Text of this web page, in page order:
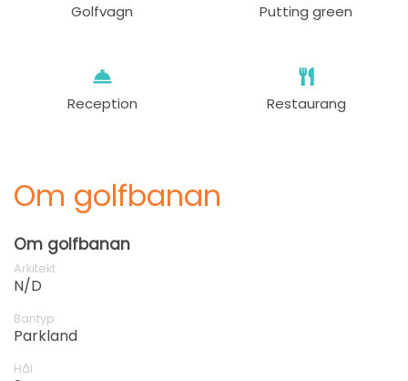
Golfvagn Putting green
Reception Restaurang
Om golfbanan
Om golfbanan
Arkitekt
N/D
Bantyp
Parkland
Hål